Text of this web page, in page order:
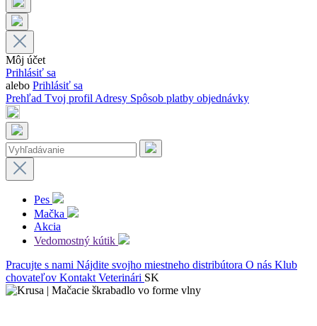
Môj účet
Prihlásiť sa
alebo Prihlásiť sa
Prehľad Tvoj profilAdresy Spôsob platby objednávky
Pes
Mačka
Akcia
Vedomostný kútik
Pracujte s nami Nájdite svojho miestneho distribútora O nás Klub
chovateľov KontaktVeterinári SK